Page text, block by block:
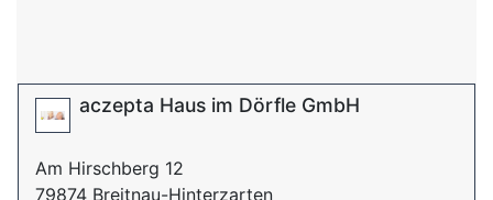
aczepta Haus im Dörfle GmbH
Am Hirschberg 12
79874 Breitnau-Hinterzarten